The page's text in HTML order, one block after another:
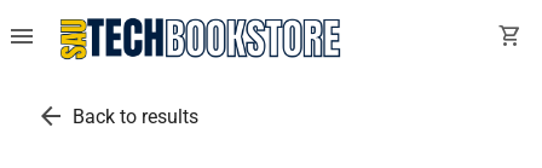
menu shopping_cart
arrow_back Back to results